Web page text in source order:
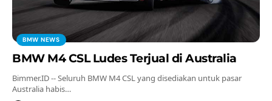
BMW NEWS
BMW M4 CSL Ludes Terjual di Australia
Bimmer.ID -- Seluruh BMW M4 CSL yang disediakan untuk pasar
Australia habis…